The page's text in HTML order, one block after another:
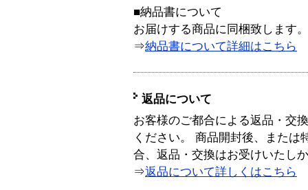
■納品書について
お届けする商品に同梱致します。
⇒納品書について詳細はこちら
返品について
お客様のご都合による返品・交
ください。 商品開封後、または
合、返品・交換はお受けいたし
⇒返品について詳しくはこちら